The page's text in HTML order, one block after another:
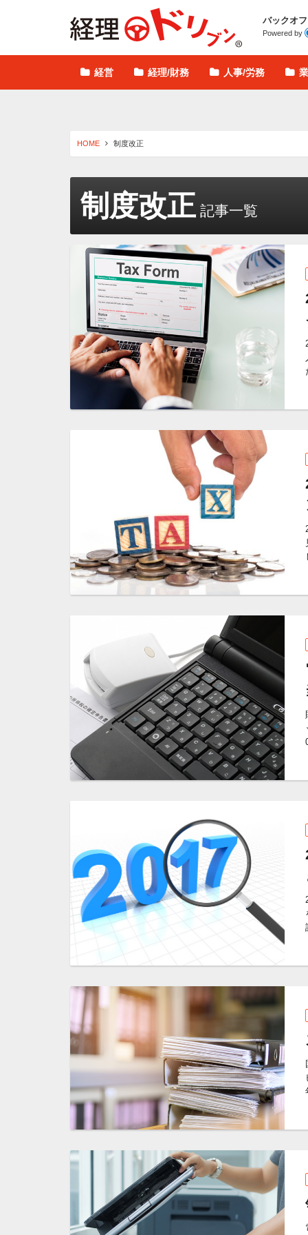
バックオ
Powered by
経営 経理/財務 人事/労務
HOME 制度改正
制度改正記事一覧